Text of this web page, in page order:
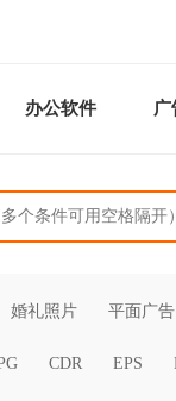
办公软件 广
婚礼照片 平面广告
CDR EPS